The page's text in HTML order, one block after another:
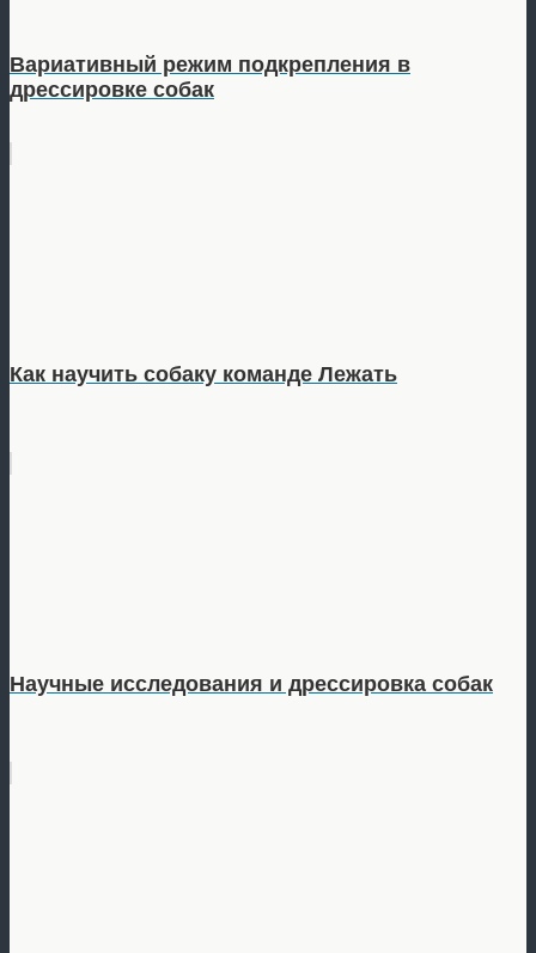
Вариативный режим подкрепления в
дрессировке собак
Как научить собаку команде Лежать
Научные исследования и дрессировка собак